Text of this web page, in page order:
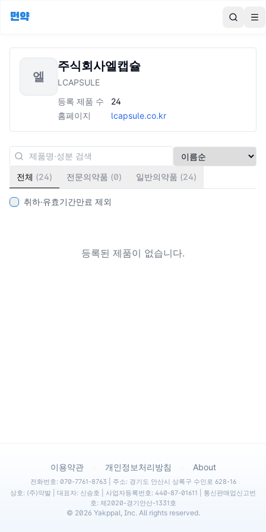
먼약
엘
주식회사엘캡슐
LCAPSULE
등록 제품 수
24
홈페이지
lcapsule.co.kr
전체 (24) 전문의약품 (0) 일반의약품 (24)
취하·유효기간만료 제외
등록된 제품이 없습니다.
이용약관 개인정보처리방침 About
전화번호: 070-7761-8763 | 주소: 경기도 안산시 상록구 수인로 628-16
상호: (주)약발 | 대표자: 신승호 | 사업자등록번호: 440-87-01611 | 통신판매업신고번
호: 제2020-경기안산-1331호
© 2026 Yakppal, Inc. All rights reserved.